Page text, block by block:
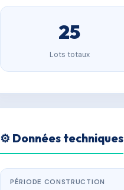
25
Lots totaux
⚙️ Données techniques
PÉRIODE CONSTRUCTION